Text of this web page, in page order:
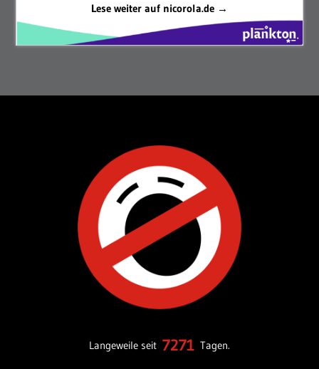
Lese weiter auf nicorola.de →
Langeweile seit 7271 Tagen.